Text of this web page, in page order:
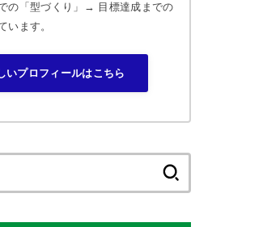
の「型づくり」→ 目標達成までの
います。
いプロフィールはこちら